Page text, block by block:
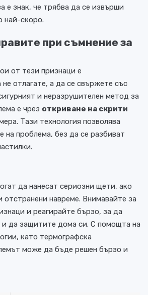
е знак, че трябва да се извърши
най-скоро.
при съмнение за
от тези признаци е
отлагате, а да се свържете със
и неразрушителен метод за
е чрез откриване на скрити
Тази технология позволява
на проблема, без да се разбиват
да нанесат сериозни щети, ако
навреме. Внимавайте за
и реагирайте бързо, за да
и да защитите дома си. С помощта на
като термографска
може да бъде решен бързо и